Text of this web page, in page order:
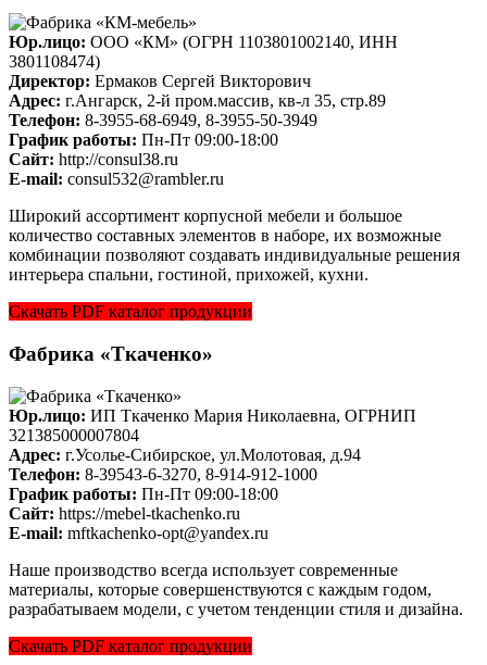
Юр.лицо: ООО «КМ» (ОГРН 1103801002140, ИНН
3801108474)
Директор: Ермаков Сергей Викторович
Адрес: г.Ангарск, 2-й пром.массив, кв-л 35, стр.89
Телефон: 8-3955-68-6949, 8-3955-50-3949
График работы: Пн-Пт 09:00-18:00
Cайт: http://consul38.ru
E-mail: consul532@rambler.ru
Широкий ассортимент корпусной мебели и большое
количество составных элементов в наборе, их возможные
комбинации позволяют создавать индивидуальные решения
интерьера спальни, гостиной, прихожей, кухни.
Скачать PDF каталог продукции
Фабрика «Ткаченко»
Юр.лицо: ИП Ткаченко Мария Николаевна, ОГРНИП
321385000007804
Адрес: г.Усолье-Сибирское, ул.Молотовая, д.94
Телефон: 8-39543-6-3270, 8-914-912-1000
График работы: Пн-Пт 09:00-18:00
Cайт: https://mebel-tkachenko.ru
E-mail: mftkachenko-opt@yandex.ru
Наше производство всегда использует современные
материалы, которые совершенствуются с каждым годом,
разрабатываем модели, с учетом тенденции стиля и дизайна.
Скачать PDF каталог продукции